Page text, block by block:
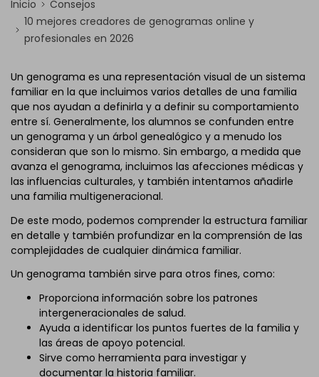
Inicio
Consejos
10 mejores creadores de genogramas online y
profesionales en 2026
Un genograma es una representación visual de un sistema
familiar en la que incluimos varios detalles de una familia
que nos ayudan a definirla y a definir su comportamiento
entre sí. Generalmente, los alumnos se confunden entre
un genograma y un árbol genealógico y a menudo los
consideran que son lo mismo. Sin embargo, a medida que
avanza el genograma, incluimos las afecciones médicas y
las influencias culturales, y también intentamos añadirle
una familia multigeneracional.
De este modo, podemos comprender la estructura familiar
en detalle y también profundizar en la comprensión de las
complejidades de cualquier dinámica familiar.
Un genograma también sirve para otros fines, como:
Proporciona información sobre los patrones
intergeneracionales de salud.
Ayuda a identificar los puntos fuertes de la familia y
las áreas de apoyo potencial.
Sirve como herramienta para investigar y
documentar la historia familiar.